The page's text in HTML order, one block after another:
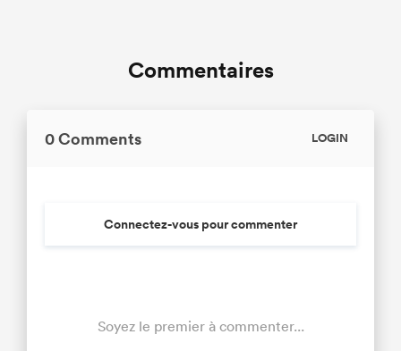
Commentaires
0 Comments LOGIN
Connectez-vous pour commenter
Soyez le premier à commenter...